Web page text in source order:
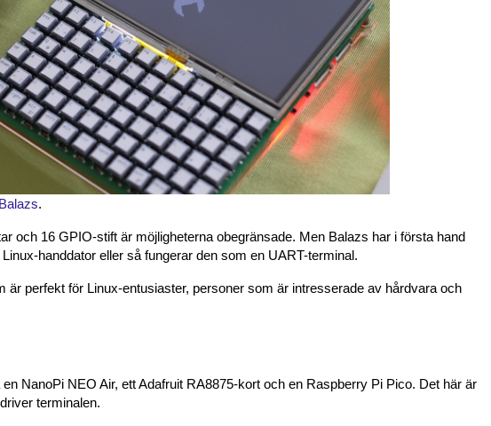
Balazs.
och 16 GPIO-stift är möjligheterna obegränsade. Men Balazs har i första hand
handdator eller så fungerar den som en UART-terminal.
är perfekt för Linux-entusiaster, personer som är intresserade av hårdvara och
NanoPi NEO Air, ett Adafruit RA8875-kort och en Raspberry Pi Pico. Det här är
terminalen.